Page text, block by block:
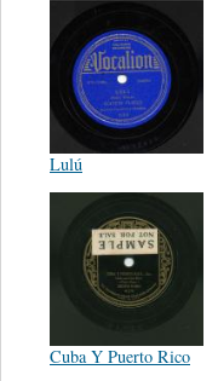
Lulú
Cuba Y Puerto Rico